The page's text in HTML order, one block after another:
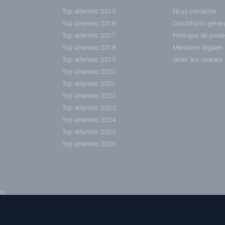
Top attentes 2015
Top attentes 2016
Top attentes 2017
Top attentes 2018
Top attentes 2019
Top attentes 2020
Top attentes 2021
Top attentes 2022
Top attentes 2023
Top attentes 2024
Top attentes 2025
Top attentes 2026
Nous contacter
Conditions
Politique de
Mentions légales
Gérer les cookies